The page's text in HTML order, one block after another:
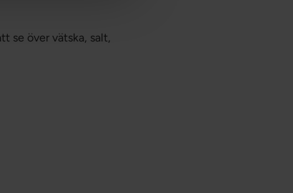
se över vätska, salt,